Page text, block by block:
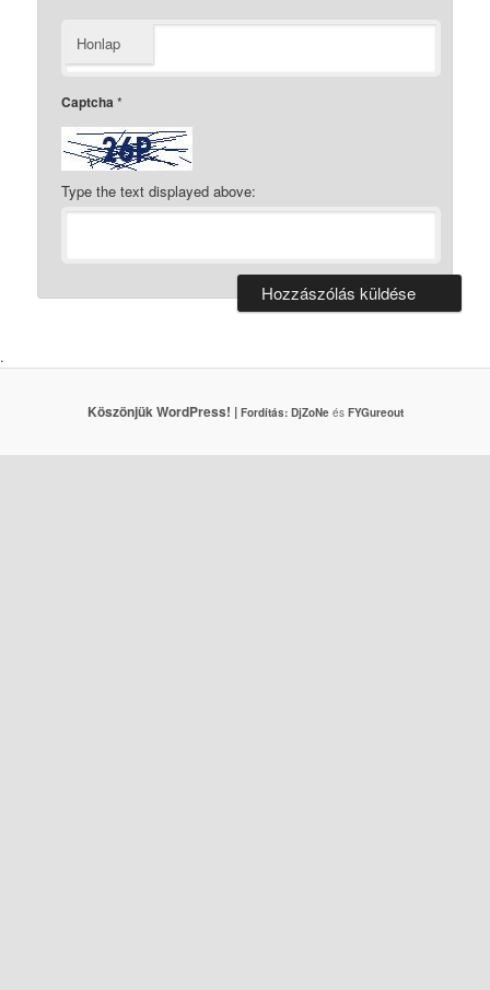
Honlap
Captcha*
Type the text displayed above:
.
Köszönjük WordPress! | Fordítás: DjZoNeés FYGureout